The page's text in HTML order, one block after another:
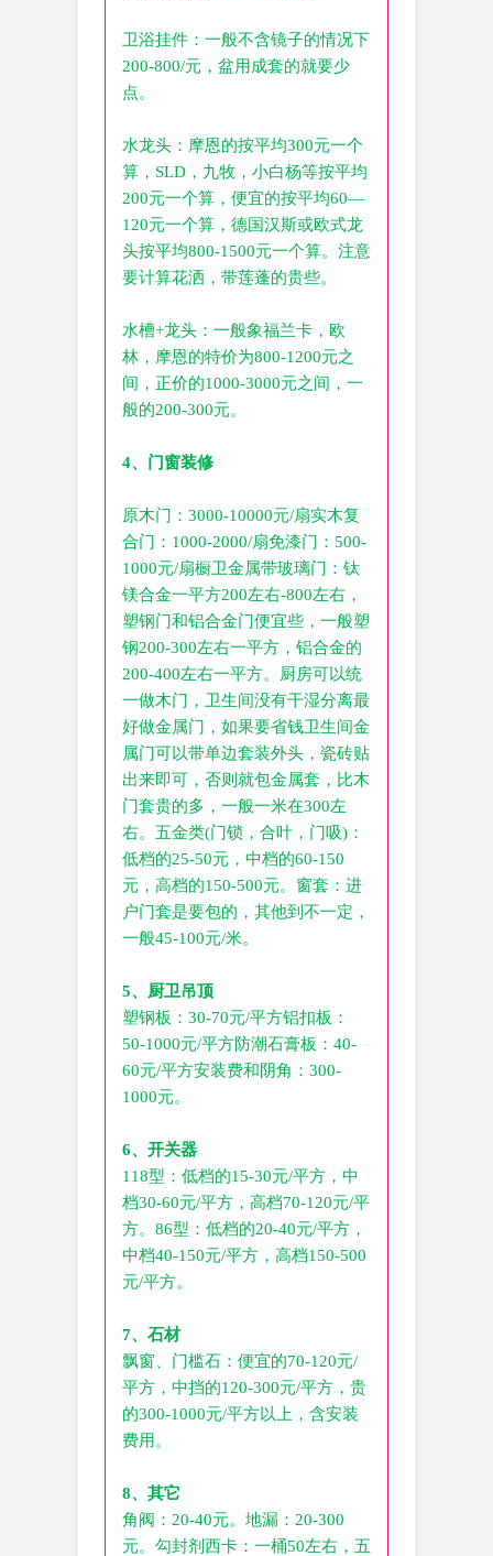
卫浴挂件：一般不含镜子的情况下
200-800/元，盆用成套的就要少
点。
水龙头：摩恩的按平均300元一个
算，SLD，九牧，小白杨等按平均
200元一个算，便宜的按平均60—
120元一个算，德国汉斯或欧式龙
头按平均800-1500元一个算。注意
要计算花洒，带莲蓬的贵些。
水槽+龙头：一般象福兰卡，欧
林，摩恩的特价为800-1200元之
间，正价的1000-3000元之间，一
般的200-300元。
4、门窗装修
原木门：3000-10000元/扇实木复
合门：1000-2000/扇免漆门：500-
1000元/扇橱卫金属带玻璃门：钛
镁合金一平方200左右-800左右，
塑钢门和铝合金门便宜些，一般塑
钢200-300左右一平方，铝合金的
200-400左右一平方。厨房可以统
一做木门，卫生间没有干湿分离最
好做金属门，如果要省钱卫生间金
属门可以带单边套装外头，瓷砖贴
出来即可，否则就包金属套，比木
门套贵的多，一般一米在300左
右。五金类(门锁，合叶，门吸)：
低档的25-50元，中档的60-150
元，高档的150-500元。窗套：进
户门套是要包的，其他到不一定，
一般45-100元/米。
5、厨卫吊顶
塑钢板：30-70元/平方铝扣板：
50-1000元/平方防潮石膏板：40-
60元/平方安装费和阴角：300-
1000元。
6、开关器
118型：低档的15-30元/平方，中
档30-60元/平方，高档70-120元/平
方。86型：低档的20-40元/平方，
中档40-150元/平方，高档150-500
元/平方。
7、石材
飘窗、门槛石：便宜的70-120元/
平方，中挡的120-300元/平方，贵
的300-1000元/平方以上，含安装
费用。
8、其它
角阀：20-40元。地漏：20-300
元。勾封剂西卡：一桶50左右，五